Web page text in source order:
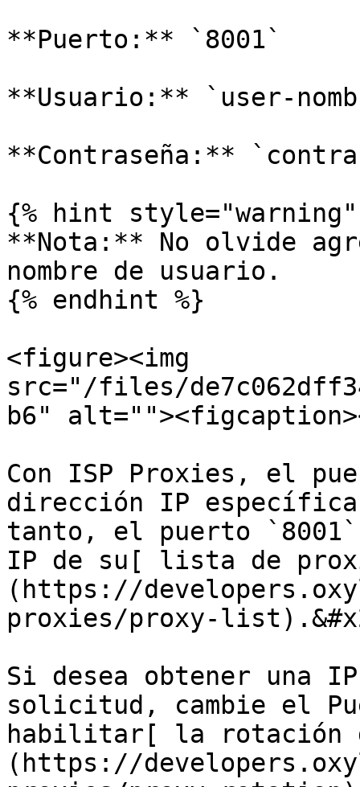
**Puerto:** `8001`
**Usuario:** `user-
**Contraseña:**
{% hint style="warning"
**Nota:** No olvide
nombre de usuario.
{% endhint %}
<figure><img
src="/files/
b6"
Con ISP Proxies, el
dirección IP
tanto, el puerto
IP de su[ lista de
(https://
proxies/proxy-
Si desea obtener una
solicitud, cambie el
habilitar[ la rotación
(https://